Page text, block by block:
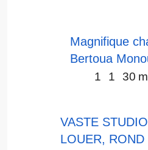
Magnifique
Bertoua
1 1 30
VASTE
LOUER,